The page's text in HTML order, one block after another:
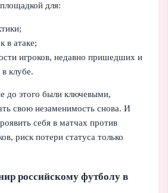
для:
в атаке;
игроков, недавно пришедших и
клубе.
до этого были ключевыми,
свою незаменимость снова. И
себя в матчах против
риск потери статуса только
российскому футболу в